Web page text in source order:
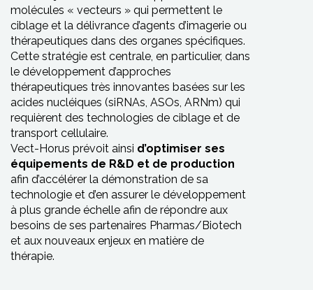
molécules « vecteurs » qui permettent le
ciblage et la délivrance d’agents d’imagerie ou
thérapeutiques dans des organes spécifiques.
Cette stratégie est centrale, en particulier, dans
le développement d’approches
thérapeutiques très innovantes basées sur les
acides nucléiques (siRNAs, ASOs, ARNm) qui
requièrent des technologies de ciblage et de
transport cellulaire.
Vect-Horus prévoit ainsi d’optimiser ses
équipements de R&D et de production
afin d’accélérer la démonstration de sa
technologie et d’en assurer le développement
à plus grande échelle afin de répondre aux
besoins de ses partenaires Pharmas/Biotech
et aux nouveaux enjeux en matière de
thérapie.